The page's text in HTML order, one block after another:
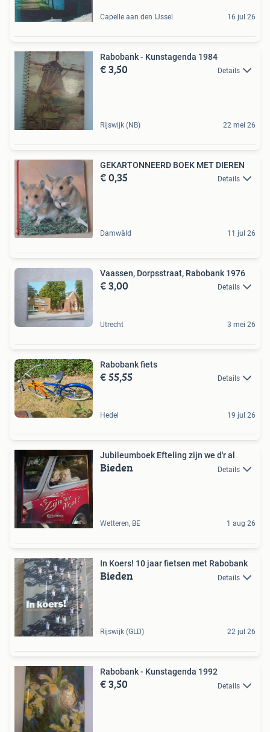
Capelle aan den IJssel 16 jul 26
Rabobank - Kunstagenda 1984
€ 3,50 Details
Rijswijk (NB) 22 mei 26
GEKARTONNEERD BOEK MET DIEREN
€ 0,35 Details
Damwâld 11 jul 26
Vaassen, Dorpsstraat, Rabobank 1976
€ 3,00 Details
Utrecht 3 mei 26
Rabobank fiets
€ 55,55 Details
Hedel 19 jul 26
Jubileumboek Efteling zijn we d'r al
Bieden Details
Wetteren, BE 1 aug 26
In Koers! 10 jaar fietsen met Rabobank
Bieden Details
Rijswijk (GLD) 22 jul 26
Rabobank - Kunstagenda 1992
€ 3,50 Details